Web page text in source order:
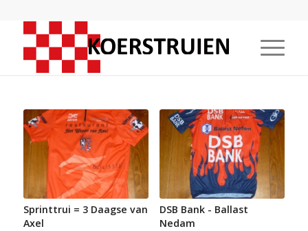
Sprinttrui = 3 Daagse van
Axel
DSB Bank - Ballast
Nedam